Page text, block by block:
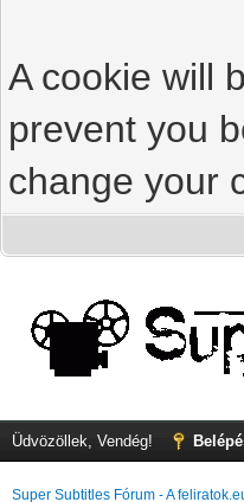
A cookie will
prevent you
change your
Üdvözöllek, Vendég!
Super Subtitles Fórum - A